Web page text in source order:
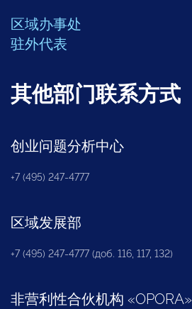
区域办事处
驻外代表
其他部门联系方式
创业问题分析中心
+7 (495) 247-4777
区域发展部
+7 (495) 247-4777 (доб. 116, 117, 132)
非营利性合伙机构 «OPORA»